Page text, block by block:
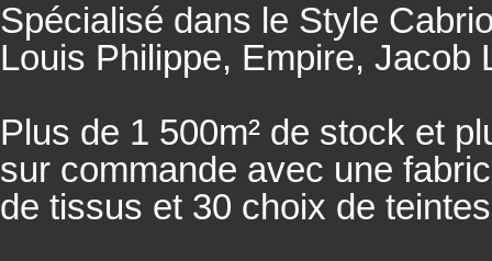
Spécialisé dans le Style
Louis Philippe, Empire, Jacob
Plus de 1 500m² de stock et
sur commande avec une
de tissus et 30 choix de